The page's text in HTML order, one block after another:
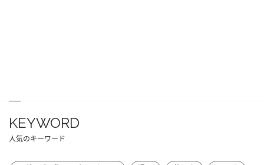
KEYWORD
人気のキーワード